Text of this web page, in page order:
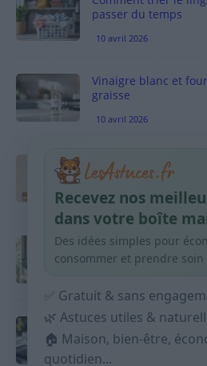
passer du temps
10 avril 2026
Vinaigre blanc et
graisse
10 avril 2026
Taches
habitudes qui aident
9 avril 2026
Produits ménagers :
courses sans acheter
Budget mensuel :
répartir son salaire
9 avril 2026
Recevez nos
dans votre boîte
Des idées simples pour
consommer et prendre soin
✅ Gratuit & sans
🌿 Astuces utiles &
🏠 Maison, bien-être,
quotidien...